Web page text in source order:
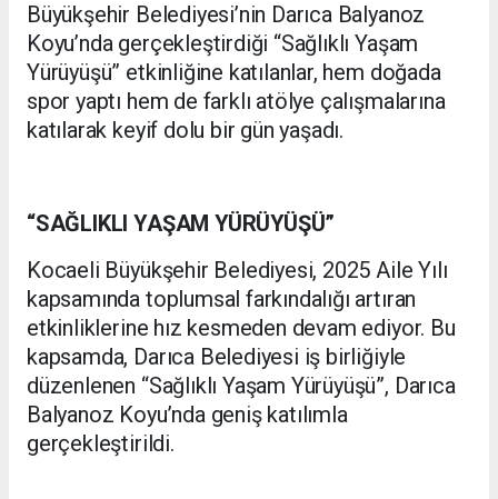
Büyükşehir Belediyesi’nin Darıca Balyanoz
Koyu’nda gerçekleştirdiği “Sağlıklı Yaşam
Yürüyüşü” etkinliğine katılanlar, hem doğada
spor yaptı hem de farklı atölye çalışmalarına
katılarak keyif dolu bir gün yaşadı.
“SAĞLIKLI YAŞAM YÜRÜYÜŞÜ”
Kocaeli Büyükşehir Belediyesi, 2025 Aile Yılı
kapsamında toplumsal farkındalığı artıran
etkinliklerine hız kesmeden devam ediyor. Bu
kapsamda, Darıca Belediyesi iş birliğiyle
düzenlenen “Sağlıklı Yaşam Yürüyüşü”, Darıca
Balyanoz Koyu’nda geniş katılımla
gerçekleştirildi.